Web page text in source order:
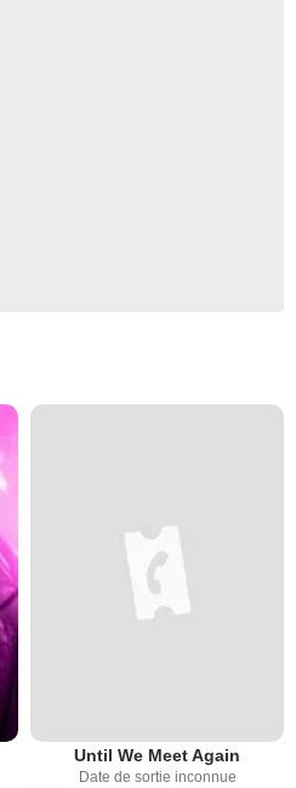
Until We Meet Again
Date de sortie inconnue